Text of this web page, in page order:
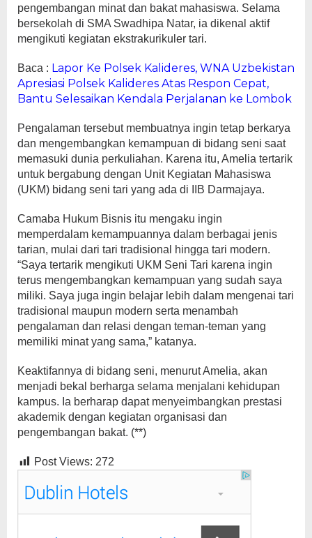
pengembangan minat dan bakat mahasiswa. Selama
bersekolah di SMA Swadhipa Natar, ia dikenal aktif
mengikuti kegiatan ekstrakurikuler tari.
Baca : Lapor Ke Polsek Kalideres, WNA Uzbekistan
Apresiasi Polsek Kalideres Atas Respon Cepat,
Bantu Selesaikan Kendala Perjalanan ke Lombok
Pengalaman tersebut membuatnya ingin tetap berkarya
dan mengembangkan kemampuan di bidang seni saat
memasuki dunia perkuliahan. Karena itu, Amelia tertarik
untuk bergabung dengan Unit Kegiatan Mahasiswa
(UKM) bidang seni tari yang ada di IIB Darmajaya.
Camaba Hukum Bisnis itu mengaku ingin
memperdalam kemampuannya dalam berbagai jenis
tarian, mulai dari tari tradisional hingga tari modern.
“Saya tertarik mengikuti UKM Seni Tari karena ingin
terus mengembangkan kemampuan yang sudah saya
miliki. Saya juga ingin belajar lebih dalam mengenai tari
tradisional maupun modern serta menambah
pengalaman dan relasi dengan teman-teman yang
memiliki minat yang sama,” katanya.
Keaktifannya di bidang seni, menurut Amelia, akan
menjadi bekal berharga selama menjalani kehidupan
kampus. Ia berharap dapat menyeimbangkan prestasi
akademik dengan kegiatan organisasi dan
pengembangan bakat. (**)
Post Views: 272